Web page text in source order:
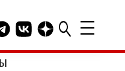
канал HELLO
Группа HELLO
Канал HELLO в